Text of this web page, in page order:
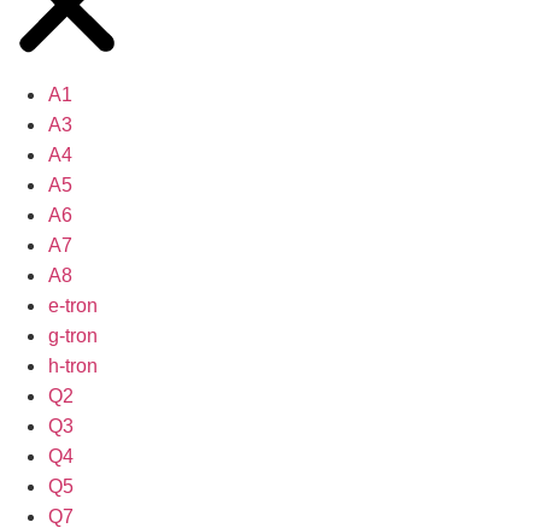
A1
A3
A4
A5
A6
A7
A8
e-tron
g-tron
h-tron
Q2
Q3
Q4
Q5
Q7